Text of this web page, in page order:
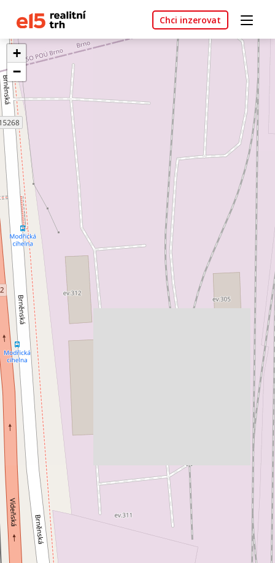
Chci inzerovat
+
−